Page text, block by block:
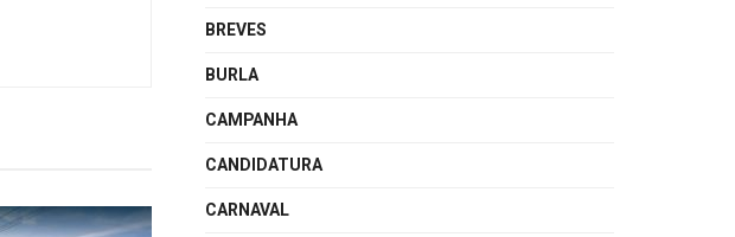
BREVES
BURLA
CAMPANHA
CANDIDATURA
CARNAVAL